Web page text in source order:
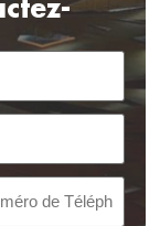
+225